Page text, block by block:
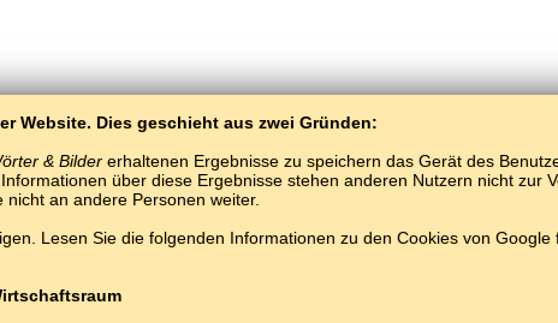
Website. Dies geschieht aus zwei Gründen:
& Bildererhaltenen Ergebnisse zu speichern das Gerät des
über diese Ergebnisse stehen anderen Nutzern nicht zur
an andere Personen weiter.
Lesen Sie die folgenden Informationen zu den Cookies von
BaltoSlav/ Wobrazy a słowa/ korejšćina we wobrazach
Darmotnje korejšćina wuknyć.